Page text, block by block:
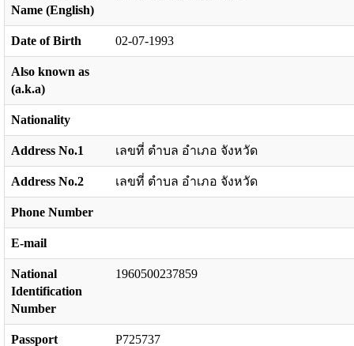
Name (English)
Date of Birth 02-07-1993
Also known as
(a.k.a)
Nationality
Address No.1 เลขที่ ตำบล อำเภอ จังหวัด
Address No.2 เลขที่ ตำบล อำเภอ จังหวัด
Phone Number
E-mail
National
Identification
Number
1960500237859
Passport
P725737